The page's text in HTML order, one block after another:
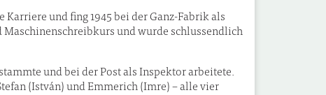
und fing 1945 bei der Ganz-Fabrik als
und wurde schlussendlich
und bei der Post als Inspektor arbeitete.
(István) und Emmerich (Imre) – alle vier